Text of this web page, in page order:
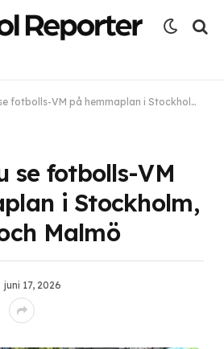
VM på hemmaplan i Stockholm, Göteborg och Malmö
se fotbolls-VM
i Stockholm,
Malmö
juni 17, 2026